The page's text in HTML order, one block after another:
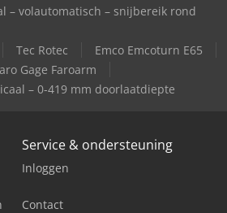
– volautomatisch – snijbereik rond
Tec Rotec
Emco Emcoturn E65
Gage Faroarm
– 0-419 mm doorlaatdiepte
Service & ondersteuning
Inloggen
Contact